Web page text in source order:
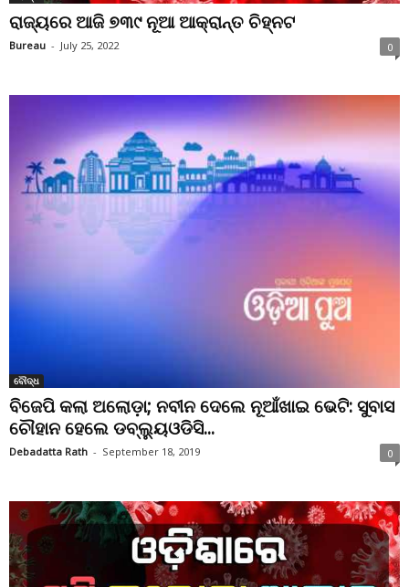
ରାଜ୍ୟରେ ଆଜି ୭୩୯ ନୂଆ ଆକ୍ରାନ୍ତ ଚିହ୍ନଟ
Bureau - July 25, 2022 0
ବୌଦ୍ଧ
ବିଜେପି କଲା ଅଲୋଡ଼ା; ନବୀନ ଦେଲେ ନୂଆଁଖାଇ ଭେଟି: ସୁବାସ
ଚୌହାନ ହେଲେ ଡବ୍ଲ୍ୟୁଓଡିସି...
Debadatta Rath - September 18, 2019 0